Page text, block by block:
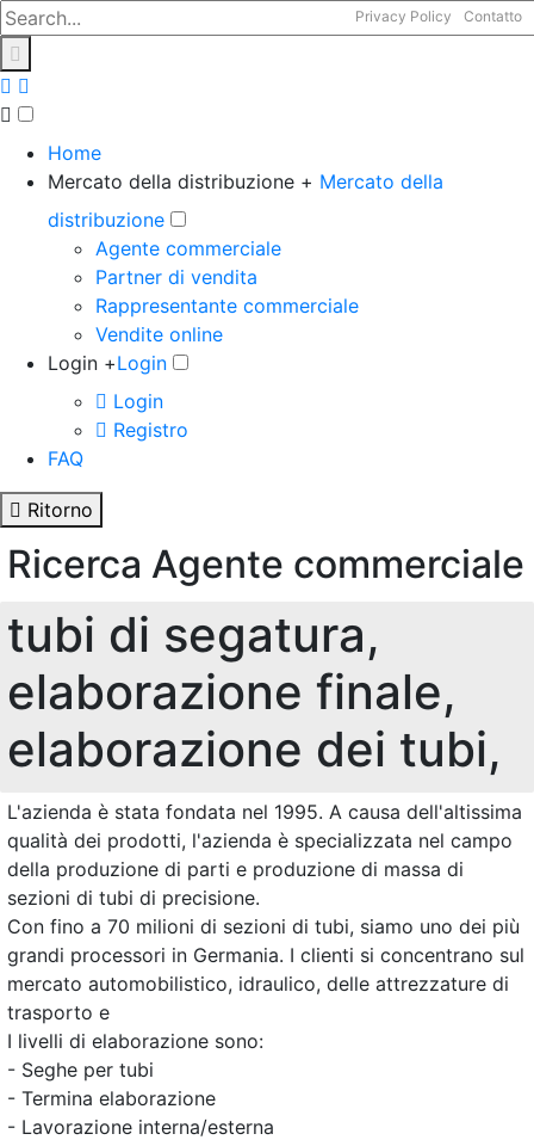
Privacy Policy Contatto
Home
Mercato della distribuzione + Mercato della
distribuzione
Agente commerciale
Partner di vendita
Rappresentante commerciale
Vendite online
Login +Login
Login
Registro
FAQ
Ritorno
Ricerca Agente commerciale
tubi di segatura,
elaborazione finale,
elaborazione dei tubi,
L'azienda è stata fondata nel 1995. A causa dell'altissima
qualità dei prodotti, l'azienda è specializzata nel campo
della produzione di parti e produzione di massa di
sezioni di tubi di precisione.
Con fino a 70 milioni di sezioni di tubi, siamo uno dei più
grandi processori in Germania. I clienti si concentrano sul
mercato automobilistico, idraulico, delle attrezzature di
trasporto e
I livelli di elaborazione sono:
- Seghe per tubi
- Termina elaborazione
- Lavorazione interna/esterna